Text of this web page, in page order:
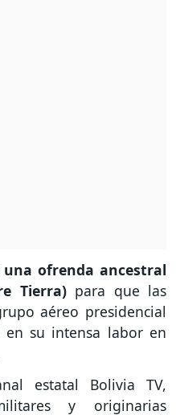
una ofrenda ancestral
Tierra)para que las
aéreo presidencial
su intensa labor en
estatal Bolivia TV,
y originarias